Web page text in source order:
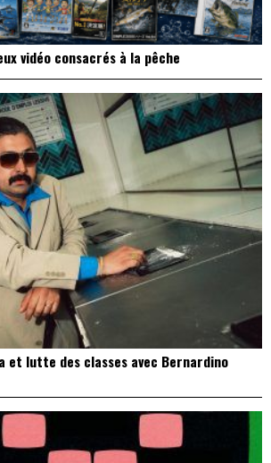
vidéo consacrés à la pêche
et lutte des classes avec Bernardino